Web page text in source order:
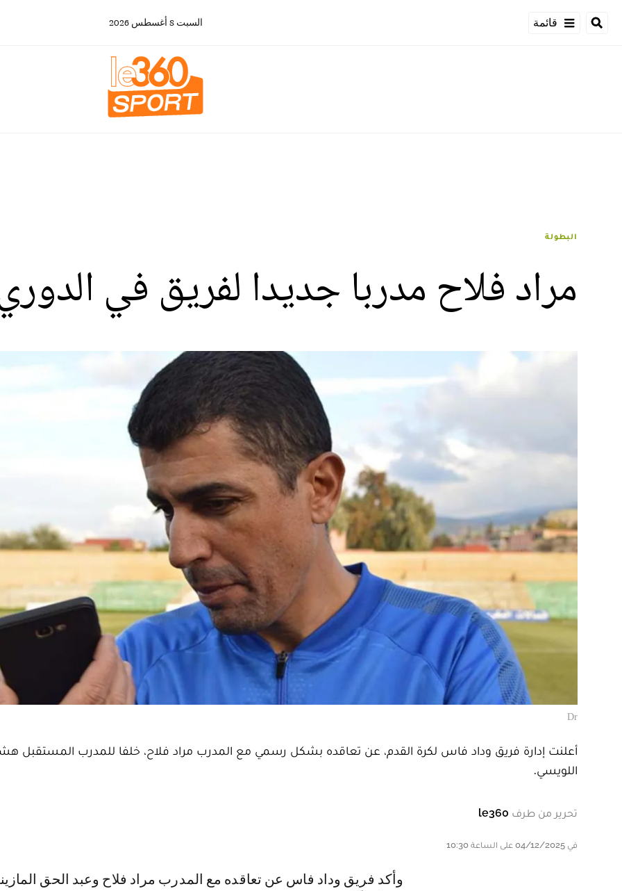
قائمة السبت 8 أغسطس 2026
البطولة
مراد فلاح مدربا جديدا لفريق في
Dr
أعلنت إدارة فريق وداد فاس لكرة القدم، عن تعاقده بشكل رسمي مع المدرب مراد فلاح، خلفا للمدرب المستقبل
اللويسي.
تحرير من طرف le360
في 04/12/2025 على الساعة 10:30
وأكد فريق وداد فاس عن تعاقده مع المدرب مراد فلاح وعبد الحق المازيني